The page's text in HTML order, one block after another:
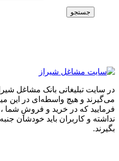
جستجو
در سایت تبلیغاتی بانک مشاغل
می‌گیرند و هیچ واسطه‌ای در این
فرمایید که در خرید و فروشِ شما
نداشته و کاربران باید خودشان
بگیرند.